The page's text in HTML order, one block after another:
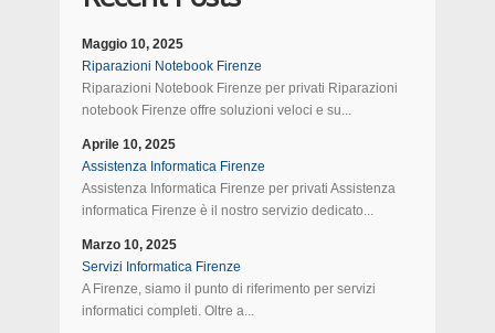
Maggio 10, 2025
Riparazioni Notebook Firenze
Riparazioni Notebook Firenze per privati Riparazioni
notebook Firenze offre soluzioni veloci e su...
Aprile 10, 2025
Assistenza Informatica Firenze
Assistenza Informatica Firenze per privati Assistenza
informatica Firenze è il nostro servizio dedicato...
Marzo 10, 2025
Servizi Informatica Firenze
A Firenze, siamo il punto di riferimento per servizi
informatici completi. Oltre a...